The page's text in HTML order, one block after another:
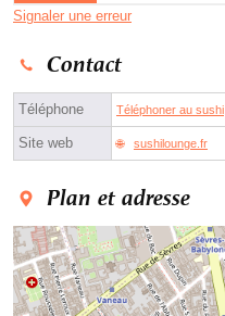
Signaler une erreur
Contact
Téléphone Téléphoner au sushi
Site web sushilounge.fr
Plan et adresse